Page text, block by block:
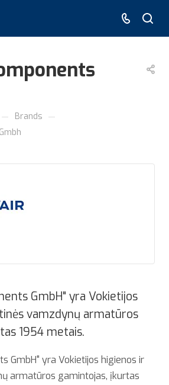
— Brands —
GmbH" yra Vokietijos
vamzdynų armatūros
1954 metais.
GmbH" yra Vokietijos higienos ir
armatūros gamintojas, įkurtas